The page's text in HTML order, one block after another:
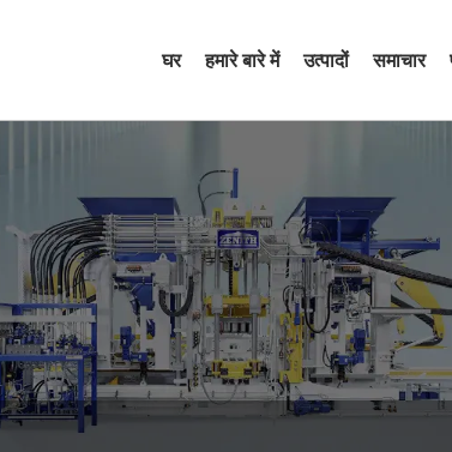
घर हमारे बारे में उत्पादों समाचार